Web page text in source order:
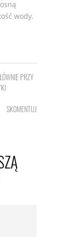
wody.
PRZY
SKOMENTUJ